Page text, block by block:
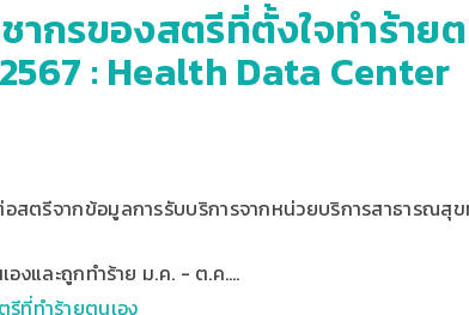
ากรของสตรีที่ตั้งใจทําร้าย
: Health Data Center
ตรีจากข้อมูลการรับบริการจากหน่วยบริการสาธารณสุข
องและถูกทำร้าย ม.ค. - ต.ค.…
รีที่ทำร้ายตนเอง